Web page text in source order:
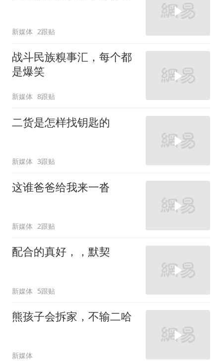
新媒体 2跟贴
战斗民族糗事汇，每个都
是爆笑
新媒体 8跟贴
二货是怎样找钥匙的
新媒体 3跟贴
这谁爸爸给我来一沓
新媒体 2跟贴
配合的真好，，默契
新媒体 5跟贴
熊孩子会拆家，不输二哈
新媒体